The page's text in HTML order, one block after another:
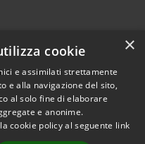
Copyright © 2026 • Comune di
Castiglione della Pescaia •
×
cookie
e assimilati strettamente
e alla navigazione del sito,
al solo fine di elaborare
e anonime.
cookie policy al seguente link